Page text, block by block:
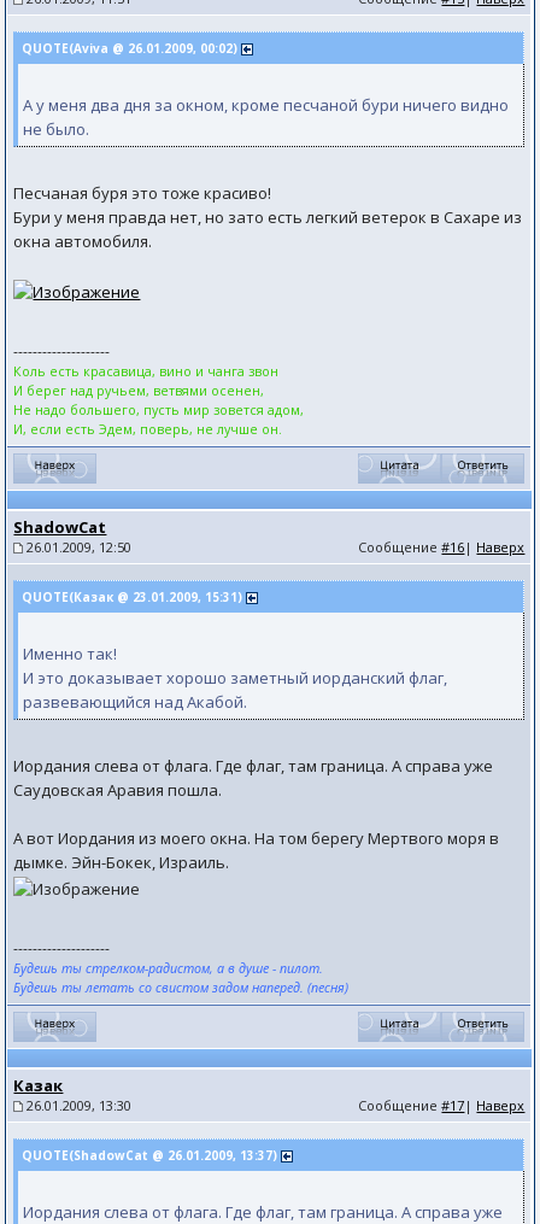
QUOTE(Aviva @ 26.01.2009, 00:02)
А у меня два дня за окном, кроме песчаной бури ничего видно
не было.
Песчаная буря это тоже красиво!
Бури у меня правда нет, но зато есть легкий ветерок в Сахаре из
окна автомобиля.
--------------------
Коль есть красавица, вино и чанга звон
И берег над ручьем, ветвями осенен,
Не надо большего, пусть мир зовется адом,
И, если есть Эдем, поверь, не лучше он.
ShadowCat
26.01.2009, 12:50 Сообщение#16 | Наверх
QUOTE(Казак @ 23.01.2009, 15:31)
Именно так!
И это доказывает хорошо заметный иорданский флаг,
развевающийся над Акабой.
Иордания слева от флага. Где флаг, там граница. А справа уже
Саудовская Аравия пошла.
А вот Иордания из моего окна. На том берегу Мертвого моря в
дымке. Эйн-Бокек, Израиль.
--------------------
Будешь ты стрелком-радистом, а в душе - пилот.
Будешь ты летать со свистом задом наперед. (песня)
Казак
26.01.2009, 13:30 Сообщение#17 | Наверх
QUOTE(ShadowCat @ 26.01.2009, 13:37)
Иордания слева от флага. Где флаг, там граница. А справа уже